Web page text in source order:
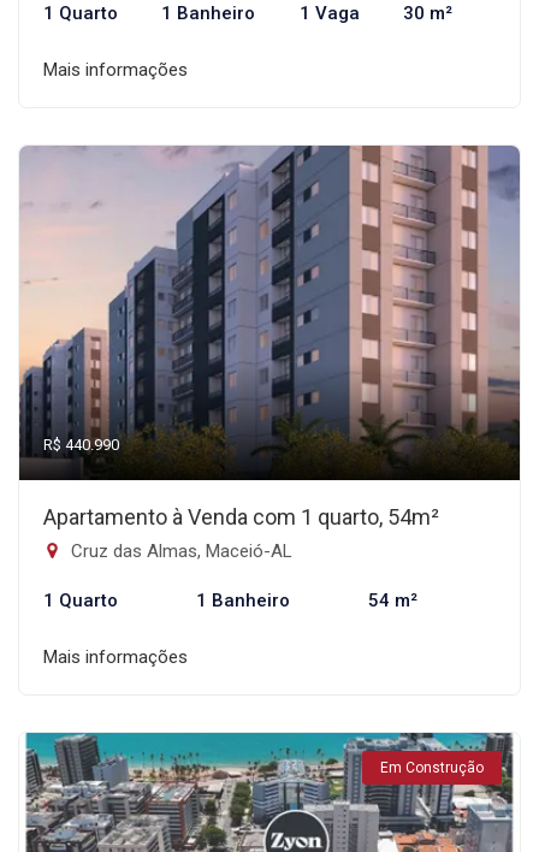
1 Quarto 1 Banheiro 1 Vaga 30 m²
Mais informações
R$ 440.990
Apartamento à Venda com 1 quarto, 54m²
Cruz das Almas, Maceió-AL
1 Quarto 1 Banheiro 54 m²
Mais informações
Em Construção